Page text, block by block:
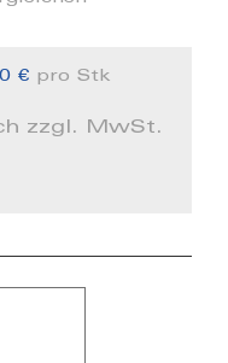
€ pro Stk
zzgl. MwSt.